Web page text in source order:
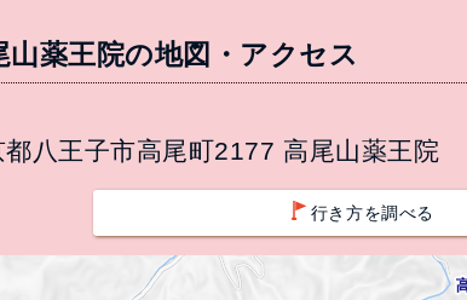
山薬王院の地図・アクセス
都八王子市高尾町2177 高尾山薬王院
行き方を調べる